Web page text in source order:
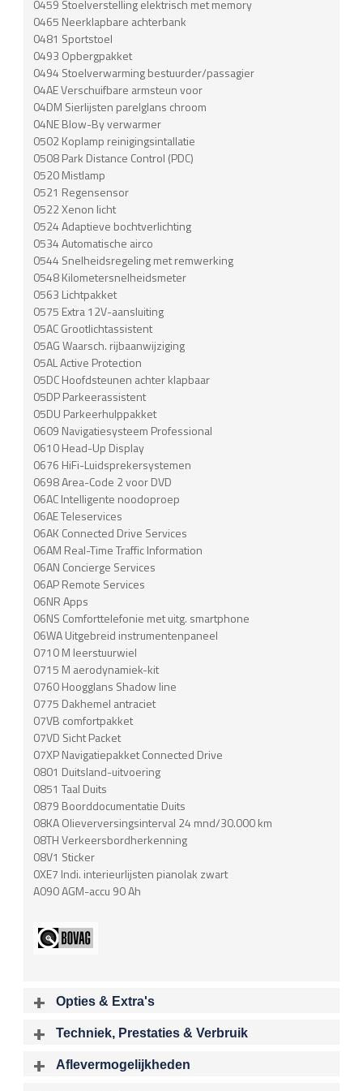
0459 Stoelverstelling elektrisch met memory
0465 Neerklapbare achterbank
0481 Sportstoel
0493 Opbergpakket
0494 Stoelverwarming bestuurder/passagier
04AE Verschuifbare armsteun voor
04DM Sierlijsten parelglans chroom
04NE Blow-By verwarmer
0502 Koplamp reinigingsintallatie
0508 Park Distance Control (PDC)
0520 Mistlamp
0521 Regensensor
0522 Xenon licht
0524 Adaptieve bochtverlichting
0534 Automatische airco
0544 Snelheidsregeling met remwerking
0548 Kilometersnelheidsmeter
0563 Lichtpakket
0575 Extra 12V-aansluiting
05AC Grootlichtassistent
05AG Waarsch. rijbaanwijziging
05AL Active Protection
05DC Hoofdsteunen achter klapbaar
05DP Parkeerassistent
05DU Parkeerhulppakket
0609 Navigatiesysteem Professional
0610 Head-Up Display
0676 HiFi-Luidsprekersystemen
0698 Area-Code 2 voor DVD
06AC Intelligente noodoproep
06AE Teleservices
06AK Connected Drive Services
06AM Real-Time Traffic Information
06AN Concierge Services
06AP Remote Services
06NR Apps
06NS Comforttelefonie met uitg. smartphone
06WA Uitgebreid instrumentenpaneel
0710 M leerstuurwiel
0715 M aerodynamiek-kit
0760 Hoogglans Shadow line
0775 Dakhemel antraciet
07VB comfortpakket
07VD Sicht Packet
07XP Navigatiepakket Connected Drive
0801 Duitsland-uitvoering
0851 Taal Duits
0879 Boorddocumentatie Duits
08KA Olieverversingsinterval 24 mnd/30.000 km
08TH Verkeersbordherkenning
08V1 Sticker
0XE7 Indi. interieurlijsten pianolak zwart
A090 AGM-accu 90 Ah
Opties & Extra's
Aluminium interieur afwerking
Techniek, Prestaties & Verbruik
6 2979 cc
Aflevermogelijkheden